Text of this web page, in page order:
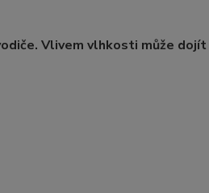
Vlivem vlhkosti může